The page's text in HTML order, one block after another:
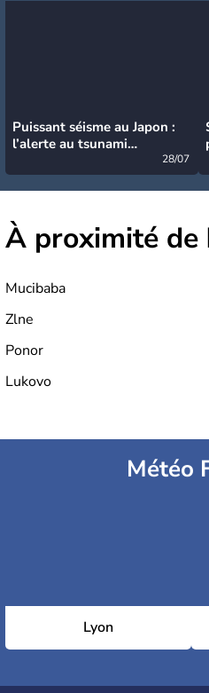
Puissant séisme au Japon :
l’alerte au tsunami
28/07
À proximité de
Mucibaba
Zlne
Ponor
Lukovo
Météo
Lyon